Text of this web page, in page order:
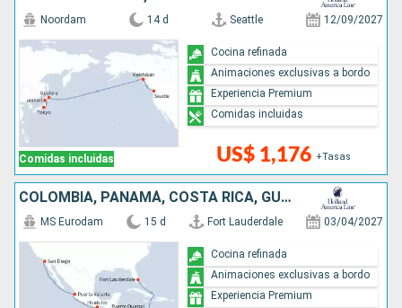
Comidas incluidas
Noordam 14 d Seattle 12/09/2027
US$ 1,176 +Tasas
Cocina refinada
Animaciones exclusivas a bordo
Experiencia Premium
Comidas incluidas
COLOMBIA, PANAMÁ, COSTA RICA, GUATEMALA, MÉXICO, ESTADOS UNIDOS
MS Eurodam 15 d Fort Lauderdale 03/04/2027
Cocina refinada
Animaciones exclusivas a bordo
Experiencia Premium